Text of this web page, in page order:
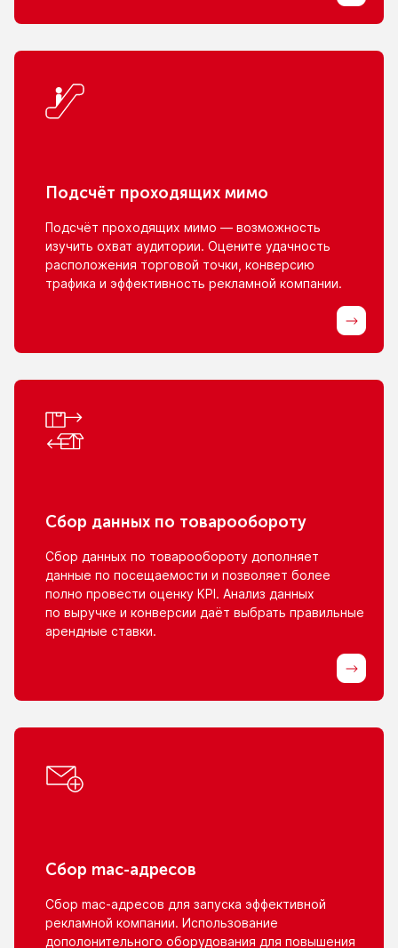
Подсчёт проходящих мимо
Подсчёт проходящих мимо — возможность
изучить охват аудитории. Оцените удачность
расположения торговой точки, конверсию
трафика и эффективность рекламной компании.
Сбор данных по товарообороту
Сбор данных по товарообороту дополняет
данные по посещаемости и позволяет более
полно провести оценку KPI. Анализ данных
по выручке и конверсии даёт выбрать правильные
арендные ставки.
Сбор mac-адресов
Сбор mac-адресов для запуска эффективной
рекламной компании. Использование
дополонительного оборудования для повышения